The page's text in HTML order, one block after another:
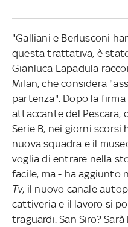
"Galliani e Berlusconi
questa trattativa, è
Gianluca Lapadula
Milan, che considera
partenza". Dopo la
attaccante del Pescara,
Serie B, nei giorni scorsi
nuova squadra e il
voglia di entrare nella
facile, ma - ha aggiunto
Tv, il nuovo canale
cattiveria e il lavoro si
traguardi. San Siro?